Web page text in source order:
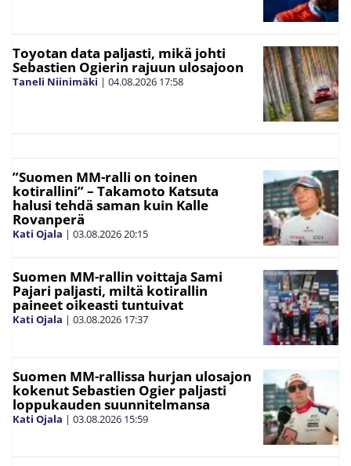
Toyotan data paljasti, mikä johti
Sebastien Ogierin rajuun ulosajoon
Taneli Niinimäki | 04.08.2026 17:58
”Suomen MM-ralli on toinen
kotirallini” – Takamoto Katsuta
halusi tehdä saman kuin Kalle
Rovanperä
Kati Ojala | 03.08.202620:15
Suomen MM-rallin voittaja Sami
Pajari paljasti, miltä kotirallin
paineet oikeasti tuntuivat
Kati Ojala | 03.08.2026 17:37
Suomen MM-rallissa hurjan ulosajon
kokenut Sebastien Ogier paljasti
loppukauden suunnitelmansa
Kati Ojala | 03.08.2026 15:59